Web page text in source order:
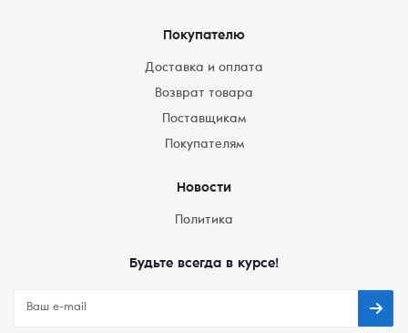
Покупателю
Доставка и оплата
Возврат товара
Поставщикам
Покупателям
Новости
Политика
Будьте всегда в курсе!